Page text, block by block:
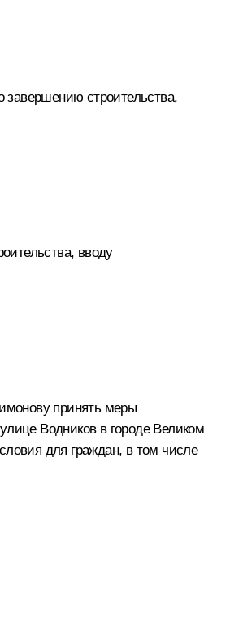
завершению строительства,
вводу
принять меры
Водников в городе Великом
для граждан, в том числе